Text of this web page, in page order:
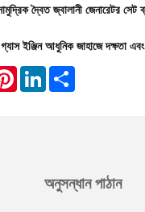
দ্বৈত জ্বালানী জেনারেটর সেট
ইঞ্জিন আধুনিক জাহাজে দক্ষতা
PinterestLinkedIn
অনুসন্ধান পাঠান